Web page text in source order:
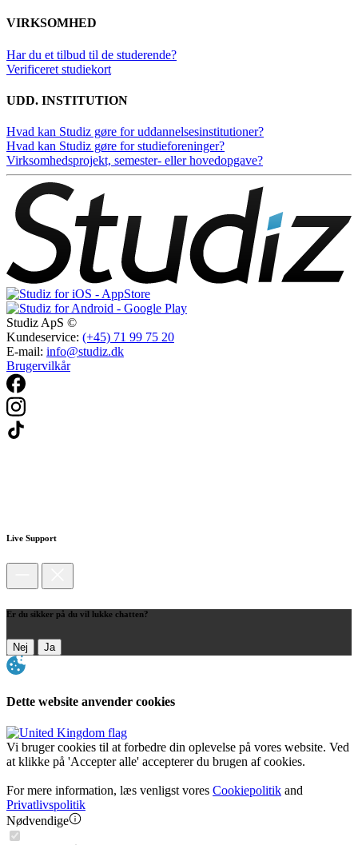
VIRKSOMHED
Har du et tilbud til de studerende?
Verificeret studiekort
UDD. INSTITUTION
Hvad kan Studiz gøre for uddannelsesinstitutioner?
Hvad kan Studiz gøre for studieforeninger?
Virksomhedsprojekt, semester- eller hovedopgave?
Studiz ApS ©
Kundeservice: (+45) 71 99 75 20
E-mail: info@studiz.dk
Brugervilkår
Live Support
Er du sikker på du vil lukke chatten?
Nej Ja
Dette website anvender cookies
Vi bruger cookies til at forbedre din oplevelse på vores website. Ved
at klikke på 'Accepter alle' accepterer du brugen af cookies.
For mere information, læs venligst vores Cookiepolitik and
Privatlivspolitik
Nødvendige